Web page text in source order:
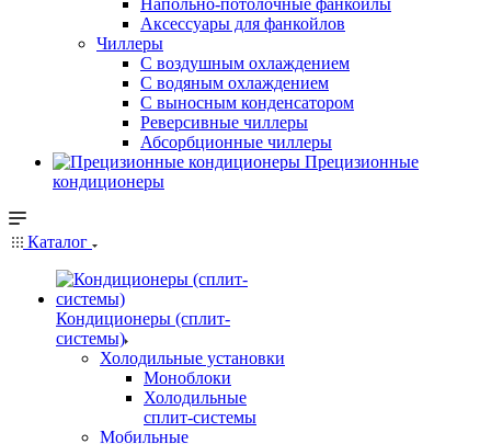
Напольно-потолочные фанкойлы
Аксессуары для фанкойлов
Чиллеры
С воздушным охлаждением
С водяным охлаждением
С выносным конденсатором
Реверсивные чиллеры
Абсорбционные чиллеры
Прецизионные
кондиционеры
Каталог
Кондиционеры (сплит-
системы)
Холодильные установки
Моноблоки
Холодильные
сплит-системы
Мобильные